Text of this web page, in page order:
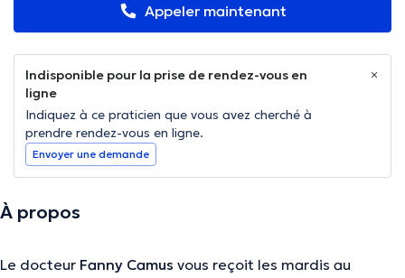
Appeler maintenant
Indisponible pour la prise de rendez-vous en
ligne
Indiquez à ce praticien que vous avez cherché à
prendre rendez-vous en ligne.
Envoyer une demande
À propos
Le docteur Fanny Camus vous reçoit les mardis au